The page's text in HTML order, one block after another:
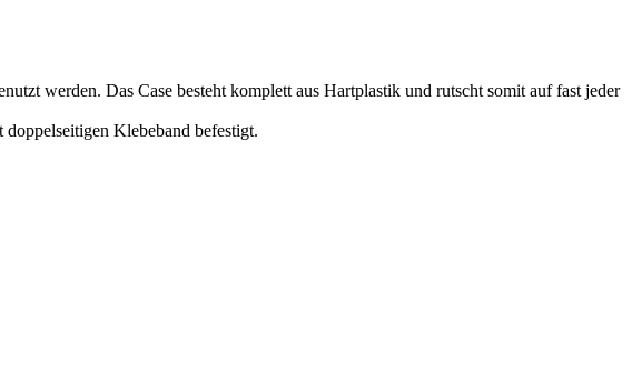
werden. Das Case besteht komplett aus Hartplastik und rutscht somit auf fast jeder
doppelseitigen Klebeband befestigt.